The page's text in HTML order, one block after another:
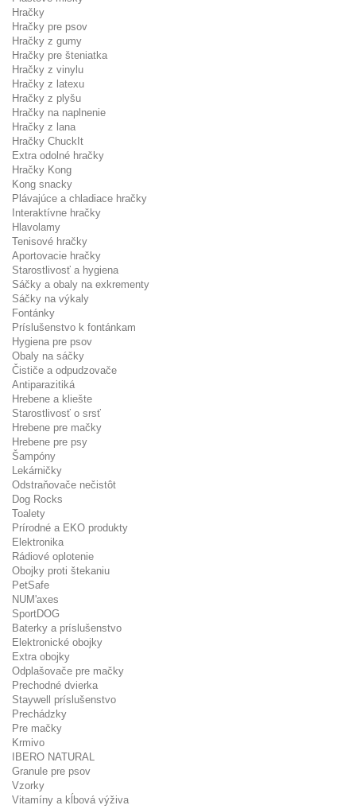
Hračky
Hračky pre psov
Hračky z gumy
Hračky pre šteniatka
Hračky z vinylu
Hračky z latexu
Hračky z plyšu
Hračky na naplnenie
Hračky z lana
Hračky ChuckIt
Extra odolné hračky
Hračky Kong
Kong snacky
Plávajúce a chladiace hračky
Interaktívne hračky
Hlavolamy
Tenisové hračky
Aportovacie hračky
Starostlivosť a hygiena
Sáčky a obaly na exkrementy
Sáčky na výkaly
Fontánky
Príslušenstvo k fontánkam
Hygiena pre psov
Obaly na sáčky
Čističe a odpudzovače
Antiparazitiká
Hrebene a kliešte
Starostlivosť o srsť
Hrebene pre mačky
Hrebene pre psy
Šampóny
Lekárničky
Odstraňovače nečistôt
Dog Rocks
Toalety
Prírodné a EKO produkty
Elektronika
Rádiové oplotenie
Obojky proti štekaniu
PetSafe
NUM'axes
SportDOG
Baterky a príslušenstvo
Elektronické obojky
Extra obojky
Odplašovače pre mačky
Prechodné dvierka
Staywell príslušenstvo
Prechádzky
Pre mačky
Krmivo
IBERO NATURAL
Granule pre psov
Vzorky
Vitamíny a kĺbová výživa